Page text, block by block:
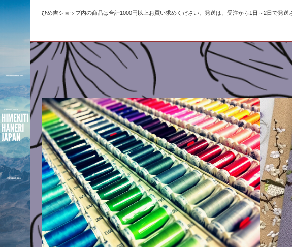
ひめ吉ショップ内の商品は合計1000円以上お買い求めください。発送は、受注から1日～2日で発